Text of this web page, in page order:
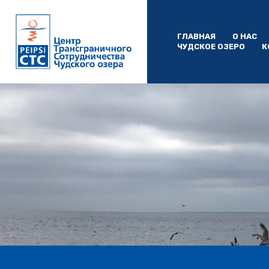
ГЛАВНАЯ
О НАС
ЧУДСКОE ОЗЕРO